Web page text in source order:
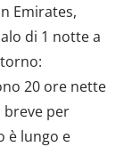
Emirates,
di 1 notte a
20 ore nette
breve per
è lungo e